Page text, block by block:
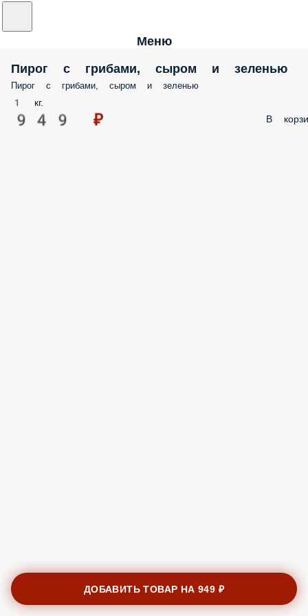
Меню
Пирог с грибами, сыром и зеленью
Пирог с грибами, сыром и зеленью
1 кг.
949 ₽ В
ДОБАВИТЬ ТОВАР НА949 ₽